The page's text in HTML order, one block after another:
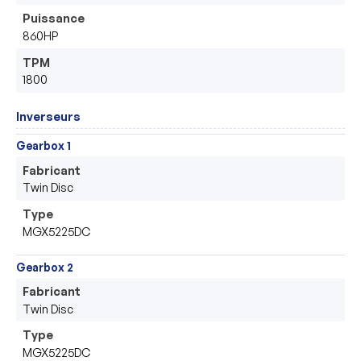
Puissance
860HP
TPM
1800
Inverseurs
Gearbox 1
Fabricant
Twin Disc
Type
MGX5225DC
Gearbox 2
Fabricant
Twin Disc
Type
MGX5225DC